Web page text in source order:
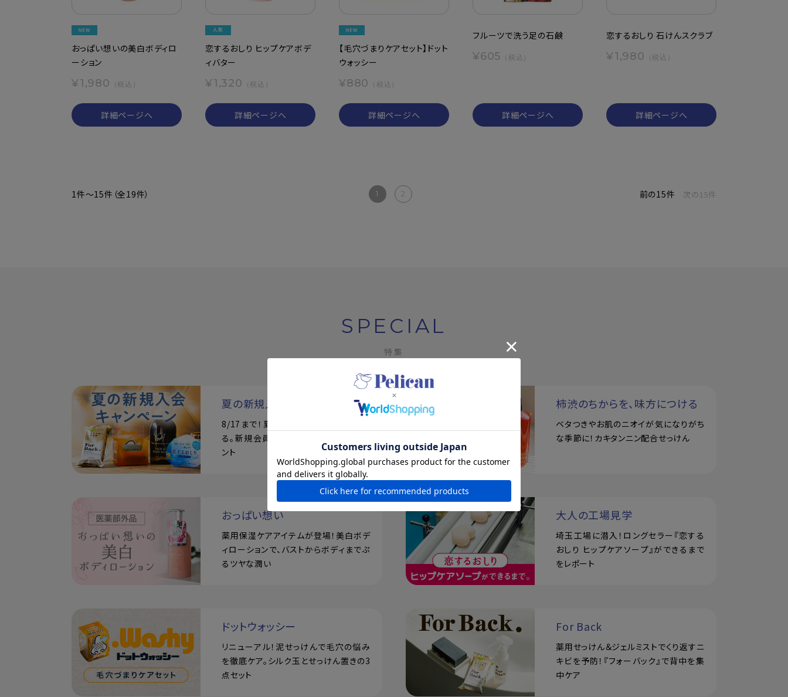
おっぱい想いの美白ボディロ
ーション
¥1,980 （税込）
詳細ページへ
恋するおしり ヒップケアボデ
ィバター
¥1,320 （税込）
詳細ページへ
【毛穴づまりケアセット】ドット
ウォッシー
¥880 （税込）
詳細ページへ
フルーツで洗う足の石鹸
¥605 （税込）
詳細ページへ
恋するおしり 石けんスクラブ
¥1,980 （税込）
詳細ページへ
1件～15件（全19件） 1 2 前の15件 次の15件
SPECIAL
特集
夏の新規入会キャンペーン
8/17まで！夏の素肌を、もっと好きにな
る。新規会員登録で500ポイントプレゼ
ント
柿渋のちからを、味方につける
ベタつきやお肌のニオイが気になりがち
な季節に！カキタンニン配合せっけん
おっぱい想い
薬用保湿ケアアイテムが登場！美白ボデ
ィローションで、バストからボディまでぷ
るツヤな潤い
大人の工場見学
埼玉工場に潜入！ロングセラー『恋する
おしり ヒップケアソープ』ができるまで
をレポート
ドットウォッシー
リニューアル！泥せっけんで毛穴の悩み
を徹底ケア。シルク玉とせっけん置きの3
点セット
For Back
薬用せっけん＆ジェルミストでくり返すニ
キビを予防！『フォーバック』で背中を集
中ケア